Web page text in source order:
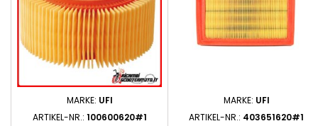
MARKE: UFI
ARTIKEL-NR.: 100600620#1
MARKE: UFI
ARTIKEL-NR.: 403651620#1